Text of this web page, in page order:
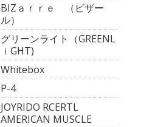
BIZａｒｒｅ （ビザー
ル）
グリーンライト（GREENL
ｉGHT)
Whitebox
P-4
JOYRIDO RCERTL
AMERICAN MUSCLE